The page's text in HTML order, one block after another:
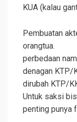
KUA (kalau
Pembuatan
orangtua.
perbedaan
denagan KTP/
dirubah KTP/
Untuk saksi
penting punya